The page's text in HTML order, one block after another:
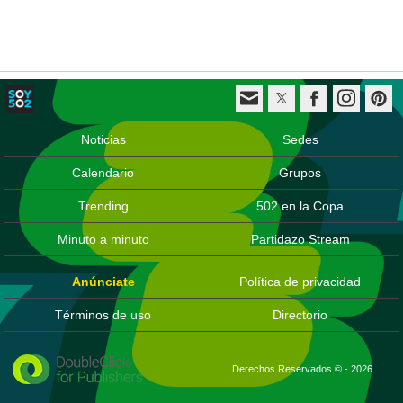
Noticias Sedes
Calendario Grupos
Trending 502 en la Copa
Minuto a minuto Partidazo Stream
Anúnciate Política de privacidad
Términos de uso Directorio
Derechos Reservados © - 2026